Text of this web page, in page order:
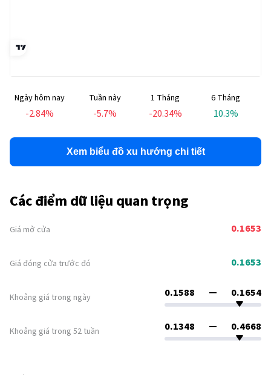
Ngày hôm nay
-2.84%
Tuần này
-5.7%
1 Tháng
-20.34%
6 Tháng
10.3%
Xem biểu đồ xu hướng chi tiết
Các điểm dữ liệu quan trọng
Giá mở cửa
Giá đóng cửa trước đó
Khoảng giá trong ngày
Khoảng giá trong 52 tuần
0.1653
0.1653
0.1588 0.1654
0.1348 0.4668